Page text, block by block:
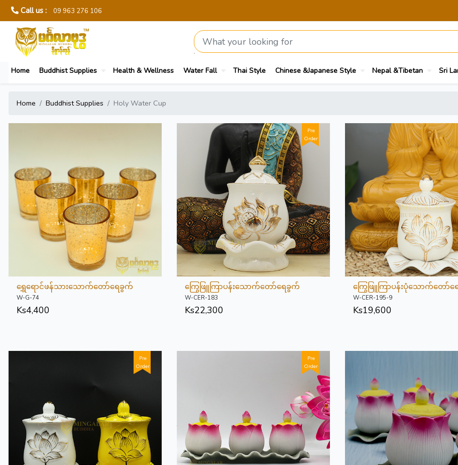
Call us : 09 963 276 106
Home Buddhist Supplies Health & Wellness Water Fall Thai Style Chinese &Japanese Style Nepal &Tibetan Sri
Home Buddhist Supplies Holy Water Cup
ရွှေရောင်ဖန်သားသောက်တော်ရေခွက်
W-G-74
Ks4,400
Pre
Order
ကြွေဖြူကြာပန်းသောက်တော်ရေခွက်
W-CER-183
Ks22,300
ကြွေဖြူကြာပန်းပုံသောက်တော်
W-CER-195-9
Ks19,600
Pre
Order
Pre
Order